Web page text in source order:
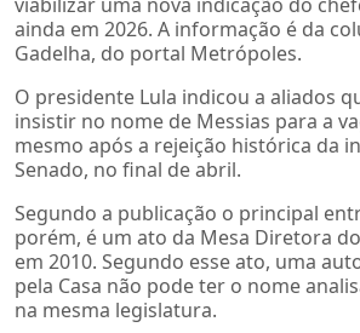
ainda em 2026. A informação é da
Gadelha, do portal Metrópoles.
O presidente Lula indicou a aliados
insistir no nome de Messias para a
mesmo após a rejeição histórica da
Senado, no final de abril.
Segundo a publicação o principal
porém, é um ato da Mesa Diretora
em 2010. Segundo esse ato, uma
pela Casa não pode ter o nome
na mesma legislatura.